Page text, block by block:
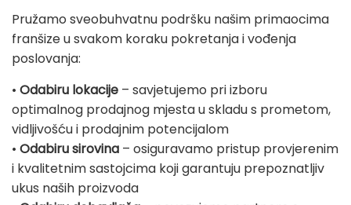
Pružamo sveobuhvatnu podršku našim primaocima
franšize u svakom koraku pokretanja i vođenja
poslovanja:
• Odabiru lokacije – savjetujemo pri izboru
optimalnog prodajnog mjesta u skladu s prometom,
vidljivošću i prodajnim potencijalom
• Odabiru sirovina – osiguravamo pristup provjerenim
i kvalitetnim sastojcima koji garantuju prepoznatljiv
ukus naših proizvoda